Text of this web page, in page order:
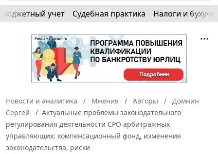
Бюджетный учет Судебная практика Налоги и
Новости и аналитика Мнения Авторы
Домнин
Сергей
Актуальные проблемы законодательного
регулирования деятельности СРО арбитражных
управляющих: компенсационный фонд, изменения
законодательства, риски